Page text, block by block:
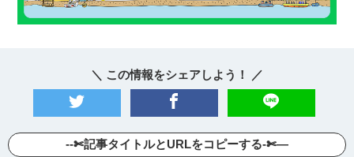
＼ この情報をシェアしよう！ ／
--✄記事タイトルとURLをコピーする-✄—